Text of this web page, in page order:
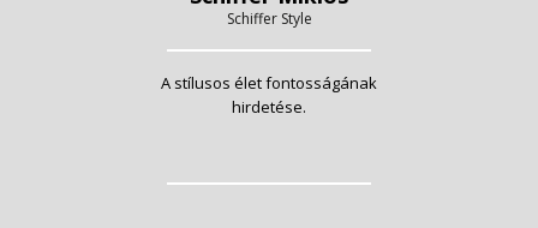
Schiffer Style
A stílusos élet fontosságának
hirdetése.